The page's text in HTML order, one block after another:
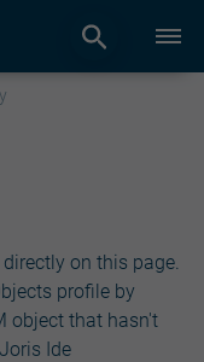
on this page.
profile by
object that hasn't
Ide